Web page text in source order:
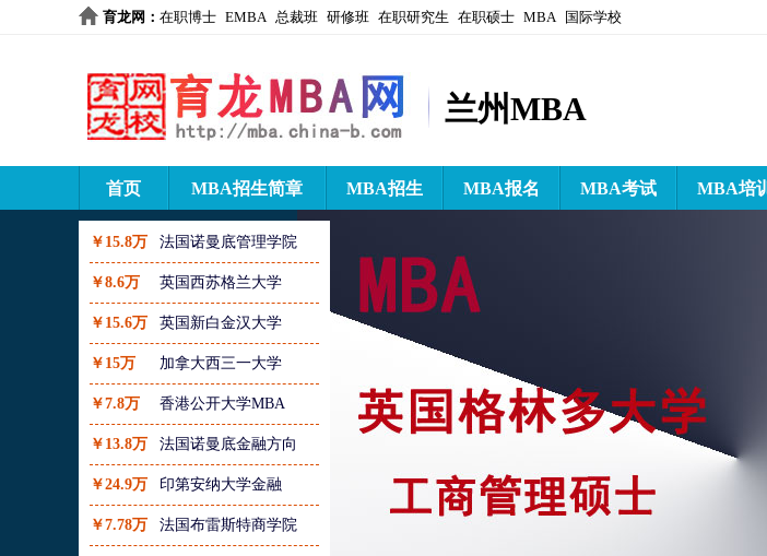
育龙网 ： 在职博士 EMBA 总裁班 研修班 在职研究生 在职硕士 MBA 国际学校
兰州MBA
首页 MBA招生简章 MBA招生 MBA报名 MBA考试 MBA培训
￥15.8万 法国诺曼底管理学院
￥8.6万 英国西苏格兰大学
￥15.6万 英国新白金汉大学
￥15万 加拿大西三一大学
￥7.8万 香港公开大学MBA
￥13.8万 法国诺曼底金融方向
￥24.9万 印第安纳大学金融
￥7.78万 法国布雷斯特商学院